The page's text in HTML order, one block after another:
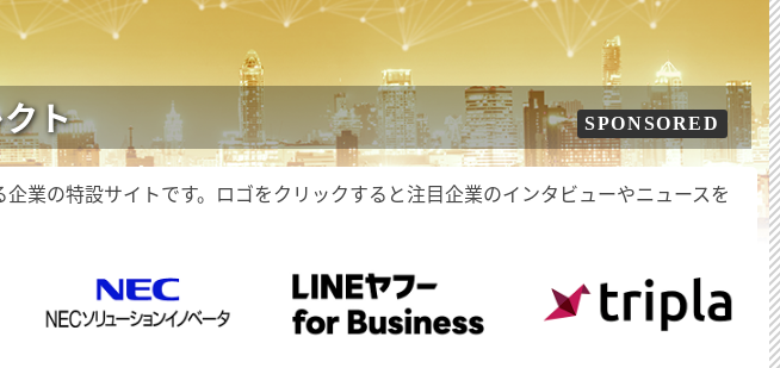
ト SPONSORED
企業の特設サイトです。ロゴをクリックすると注目企業のインタビューやニュースを